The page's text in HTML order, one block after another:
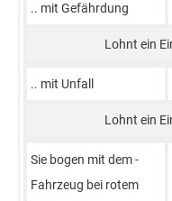
.. mit Gefährdung
.. mit Unfall
Sie bogen­ mit dem ­
Fahrzeug bei­ rotem